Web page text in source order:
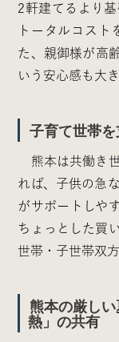
2軒建てるより
トータルコスト
た、親御様が高
いう安心感も大
子育て世帯
熊本は共働き
れば、子供の急
がサポートしや
ちょっとした買
世帯・子世帯双
熊本の厳し
熱」の共有